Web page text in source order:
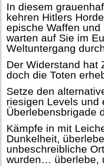
In diesem
kehren Hitlers
epische Waffen
warten auf Sie im
Weltuntergang
Der Widerstand hat
doch die Toten
Setze den
riesigen Levels und
Überlebensbrigade
Kämpfe in mit
Dunkelheit,
unbeschreibliche
wurden… überlebe,